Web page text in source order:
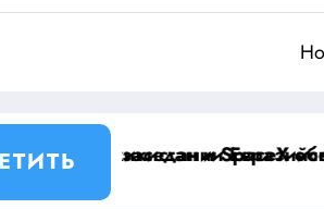
и цифровизацию регионов
В Казахстане на волю